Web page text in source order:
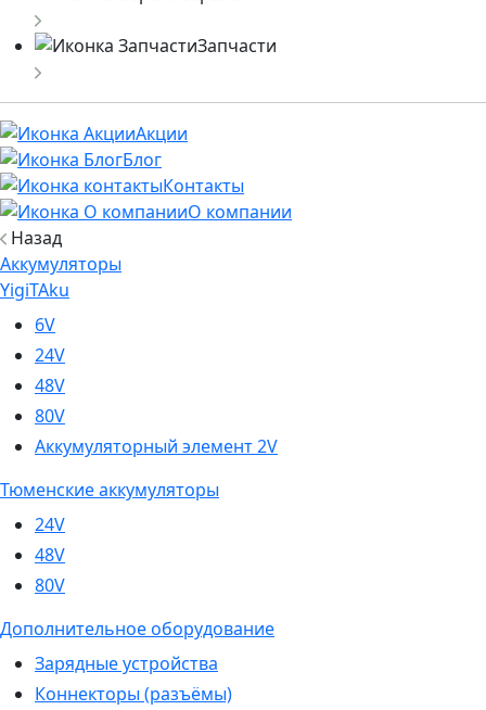
Запчасти
Акции
Блог
Контакты
О компании
Назад
Аккумуляторы
YigiTAku
6V
24V
48V
80V
Аккумуляторный элемент 2V
Тюменские аккумуляторы
24V
48V
80V
Дополнительное оборудование
Зарядные устройства
Коннекторы (разъёмы)